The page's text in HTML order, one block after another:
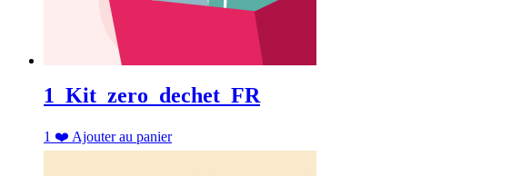
1_Kit_zero_dechet_FR
1 ❤️ Ajouter au panier